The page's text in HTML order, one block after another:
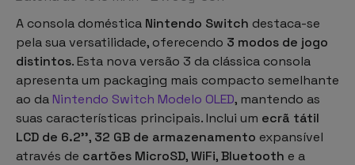
A consola doméstica Nintendo Switch destaca-se
pela sua versatilidade, oferecendo 3 modos de jogo
distintos. Esta nova versão 3 da clássica consola
apresenta um packaging mais compacto semelhante
ao da Nintendo Switch Modelo OLED, mantendo as
suas características principais. Inclui um ecrã tátil
LCD de 6.2'', 32 GB de armazenamento expansível
através de cartões MicroSD,WiFi,Bluetooth e a